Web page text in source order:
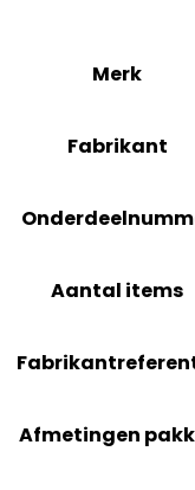
Merk
Fabrikant
Aantal items
Afmetingen